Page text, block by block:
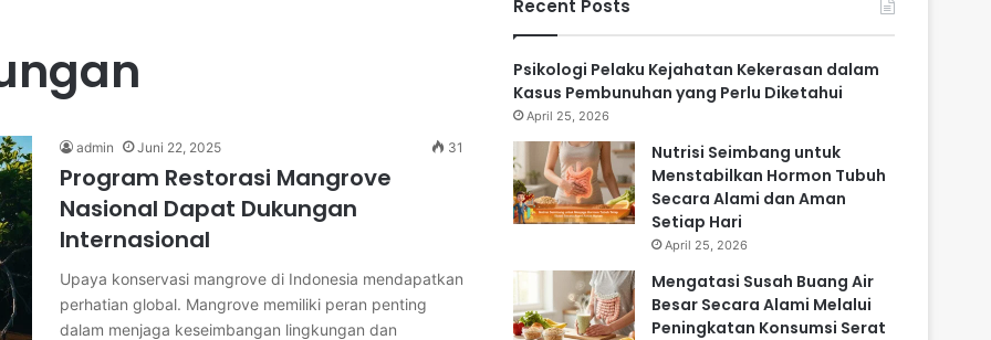
admin Juni 22, 2025 31
Program Restorasi Mangrove
Nasional Dapat Dukungan
Internasional
Upaya konservasi mangrove di Indonesia mendapatkan
perhatian global. Mangrove memiliki peran penting
dalam menjaga keseimbangan lingkungan dan
Recent Posts
Psikologi Pelaku Kejahatan Kekerasan dalam
Kasus Pembunuhan yang Perlu Diketahui
April 25, 2026
Nutrisi Seimbang untuk
Menstabilkan Hormon Tubuh
Secara Alami dan Aman
Setiap Hari
April 25, 2026
Mengatasi Susah Buang Air
Besar Secara Alami Melalui
Peningkatan Konsumsi Serat